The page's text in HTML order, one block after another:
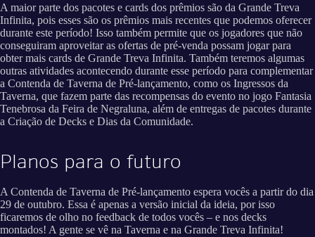
A maior parte dos pacotes e cards dos prêmios são da Grande Treva
Infinita, pois esses são os prêmios mais recentes que podemos oferecer
durante este período! Isso também permite que os jogadores que não
conseguiram aproveitar as ofertas de pré-venda possam jogar para
obter mais cards de Grande Treva Infinita. Também teremos algumas
outras atividades acontecendo durante esse período para complementar
a Contenda de Taverna de Pré-lançamento, como os Ingressos da
Taverna, que fazem parte das recompensas do evento no jogo Fantasia
Tenebrosa da Feira de Negraluna, além de entregas de pacotes durante
a Criação de Decks e Dias da Comunidade.
Planos para o futuro
A Contenda de Taverna de Pré-lançamento espera vocês a partir do dia
29 de outubro. Essa é apenas a versão inicial da ideia, por isso
ficaremos de olho no feedback de todos vocês – e nos decks
montados! A gente se vê na Taverna e na Grande Treva Infinita!